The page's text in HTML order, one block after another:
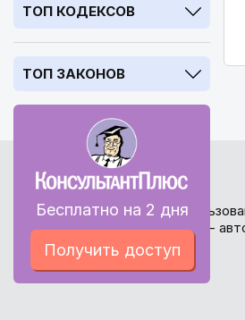
ТОП КОДЕКСОВ
ТОП ЗАКОНОВ
Бесплатно на 2 дня
Получить доступ
Перед
внимание -